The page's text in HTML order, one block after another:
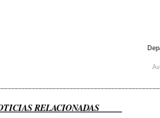
RELACIONADAS